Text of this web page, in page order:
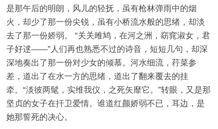
是那午后的明朗，风儿的轻抚，虽有枪林弹雨中的烟
火，却少了那一份尖锐，虽有小桥流水般的思绪，却淡
去了那一份娇弱。 “关关雎鸠，在河之洲，窈窕淑女，君
子好逑——”人们再也熟悉不过的诗音，短短几句，却深
深地奏出了那一份对少女的倾慕。河水细流，荇菜参
差，道出了在水一方的思绪，道出了翻来覆去的挂
牵。“淡彼两髦，实维我仪，之死矢靡它。”转眼，又是那
坚贞的女子在扞卫爱情。谁道红颜娇弱不已，耳边，是
她那誓死的决心。